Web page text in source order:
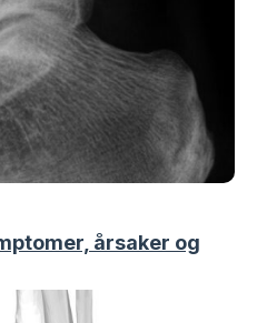
årsaker og